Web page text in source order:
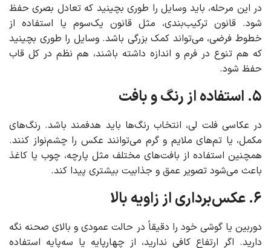
در این مرحله، باید وسایل را طوری بچینید که تعادل بصری حفظ
شود. قانون ترکیب‌بندی، مثل قانون یک‌سوم یا استفاده از
خطوط فرضی، می‌تواند کمک بزرگی باشد. وسایل را طوری بچینید
که هم تنوع در فرم و اندازه داشته باشند، هم نظم در کل قاب
حفظ شود.
۵. استفاده از رنگ و بافت
در عکاسی فلت لی، انتخاب رنگ‌ها باید هدفمند باشد. رنگ‌های
مکمل، یا تم‌های ملایم و گرم می‌توانند عکس را چشم‌نواز کنند.
همچنین استفاده از بافت‌های مختلف مثل پارچه، چوب یا کاغذ
باعث می‌شود تصویر عمق و جذابیت بیشتری پیدا کند.
۶. عکس‌برداری از زاویه بالا
دوربین یا گوشی خود را دقیقاً در حالت عمودی و بالای صحنه نگه
دارید. اگر ارتفاع کافی ندارید، از چهارپایه یا سه‌پایه استفاده